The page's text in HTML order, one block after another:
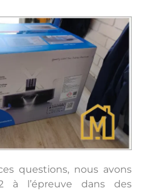
questions, nous avons
à l’épreuve dans des